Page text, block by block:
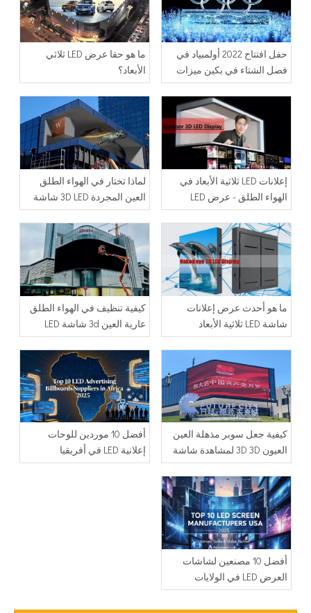
حفل افتتاح 2022 أولمبياد في
فصل الشتاء في بكين ميزات
شاشات LED ثلاثية الأبعاد
ما هو حقا عرض LED ثلاثي
الأبعاد؟
إعلانات LED ثلاثية الأبعاد في
الهواء الطلق - عرض LED
Future Trends Unlimited في
عام 2023
لماذا تختار في الهواء الطلق
العين المجردة 3D LED شاشة
عرض كبيرة
ما هو أحدث عرض إعلانات
شاشة LED ثلاثية الأبعاد
كيفية تنظيف في الهواء الطلق
عارية العين 3d شاشة LED
الغبار؟
كيفية جعل سوبر مذهلة العين
العيون 3D 3D لمشاهدة شاشة
LED ثلاثية الأبعاد؟
أفضل 10 موردين للوحات
إعلانية LED في أفريقيا
أفضل 10 مصنعين لشاشات
العرض LED في الولايات
المتحدة الأمريكية